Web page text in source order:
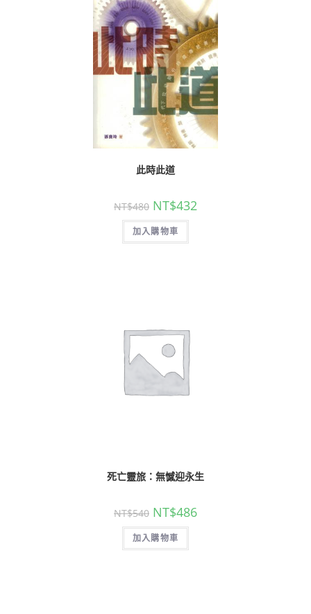
此時此道
NT$480 NT$432
加入購物車
死亡靈旅：無憾迎永生
NT$540 NT$486
加入購物車